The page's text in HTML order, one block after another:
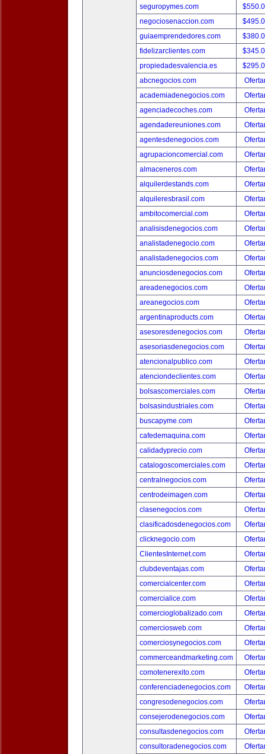
seguropymes.com
negociosenaccion.com
guiaemprendedores.com
fidelizarclientes.com
propiedadesvalencia.es
abcnegocios.com
academiadenegocios.com
agenciadecoches.com
agendadereuniones.com
agentesdenegocios.com
agrupacioncomercial.com
almaceneros.com
alquilerdestands.com
alquileresbrasil.com
ambitocomercial.com
analisisdenegocios.com
analistadenegocio.com
analistadenegocios.com
anunciosdenegocios.com
areadenegocios.com
areanegocios.com
argentinaproducts.com
asesoresdenegocios.com
asesoriasdenegocios.com
atencionalpublico.com
atenciondeclientes.com
bolsascomerciales.com
bolsasindustriales.com
buscapyme.com
cafedemaquina.com
calidadyprecio.com
catalogoscomerciales.com
centralnegocios.com
centrodeimagen.com
clasenegocios.com
clasificadosdenegocios.com
clicknegocio.com
ClientesInternet.com
clubdeventajas.com
comercialcenter.com
comercialice.com
comercioglobalizado.com
comerciosweb.com
comerciosynegocios.com
commerceandmarketing.com
comotenerexito.com
conferenciadenegocios.com
congresodenegocios.com
consejerodenegocios.com
consultasdenegocios.com
consultoradenegocios.com